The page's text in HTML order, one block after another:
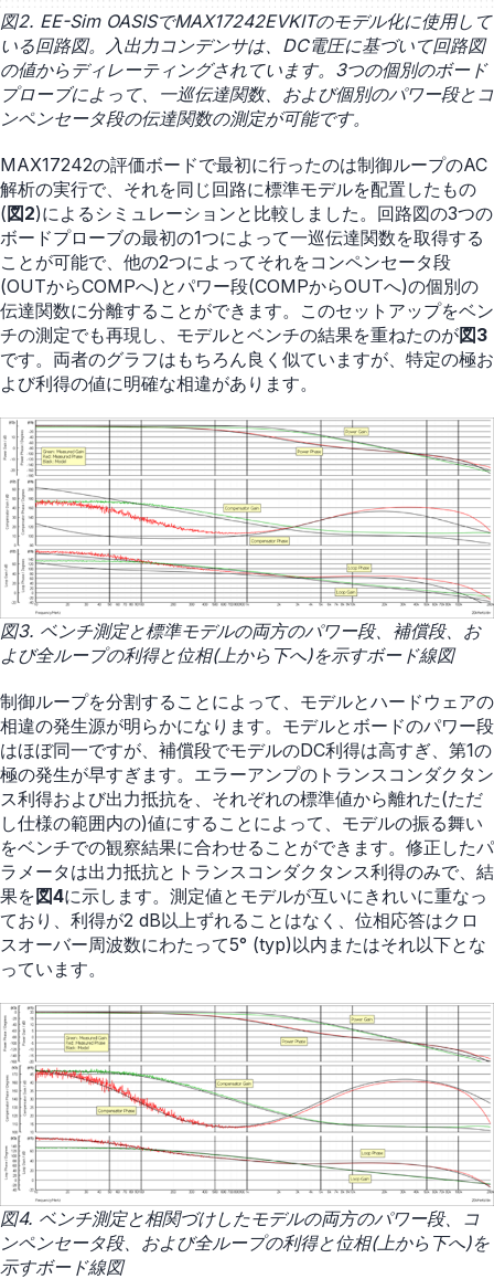
図2. EE-Sim OASISでMAX17242EVKITのモデル化に使用して
いる回路図。入出力コンデンサは、DC電圧に基づいて回路図
の値からディレーティングされています。3つの個別のボード
プローブによって、一巡伝達関数、および個別のパワー段とコ
ンペンセータ段の伝達関数の測定が可能です。
MAX17242の評価ボードで最初に行ったのは制御ループのAC
解析の実行で、それを同じ回路に標準モデルを配置したもの
(図2)によるシミュレーションと比較しました。回路図の3つの
ボードプローブの最初の1つによって一巡伝達関数を取得する
ことが可能で、他の2つによってそれをコンペンセータ段
(OUTからCOMPへ)とパワー段(COMPからOUTへ)の個別の
伝達関数に分離することができます。このセットアップをベン
チの測定でも再現し、モデルとベンチの結果を重ねたのが図3
です。両者のグラフはもちろん良く似ていますが、特定の極お
よび利得の値に明確な相違があります。
図3. ベンチ測定と標準モデルの両方のパワー段、補償段、お
よび全ループの利得と位相(上から下へ)を示すボード線図
制御ループを分割することによって、モデルとハードウェアの
相違の発生源が明らかになります。モデルとボードのパワー段
はほぼ同一ですが、補償段でモデルのDC利得は高すぎ、第1の
極の発生が早すぎます。エラーアンプのトランスコンダクタン
ス利得および出力抵抗を、それぞれの標準値から離れた(ただ
し仕様の範囲内の)値にすることによって、モデルの振る舞い
をベンチでの観察結果に合わせることができます。修正したパ
ラメータは出力抵抗とトランスコンダクタンス利得のみで、結
果を 図4に示します。測定値とモデルが互いにきれいに重なっ
ており、利得が2 dB以上ずれることはなく、位相応答はクロ
スオーバー周波数にわたって5° (typ)以内またはそれ以下とな
っています。
図4. ベンチ測定と相関づけしたモデルの両方のパワー段、コ
ンペンセータ段、および全ループの利得と位相(上から下へ)を
示すボード線図